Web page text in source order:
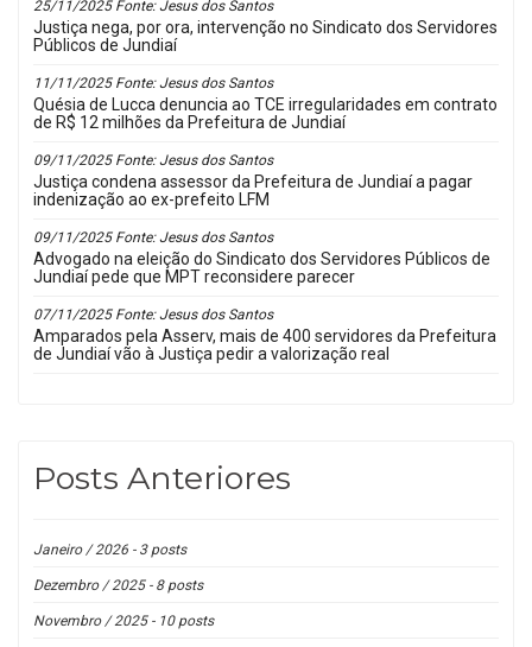
25/11/2025 Fonte: Jesus dos Santos
Justiça nega, por ora, intervenção no Sindicato dos Servidores
Públicos de Jundiaí
11/11/2025 Fonte: Jesus dos Santos
Quésia de Lucca denuncia ao TCE irregularidades em contrato
de R$ 12 milhões da Prefeitura de Jundiaí
09/11/2025 Fonte: Jesus dos Santos
Justiça condena assessor da Prefeitura de Jundiaí a pagar
indenização ao ex-prefeito LFM
09/11/2025 Fonte: Jesus dos Santos
Advogado na eleição do Sindicato dos Servidores Públicos de
Jundiaí pede que MPT reconsidere parecer
07/11/2025 Fonte: Jesus dos Santos
Amparados pela Asserv, mais de 400 servidores da Prefeitura
de Jundiaí vão à Justiça pedir a valorização real
Posts Anteriores
Janeiro / 2026 - 3 posts
Dezembro / 2025 - 8 posts
Novembro / 2025 - 10 posts